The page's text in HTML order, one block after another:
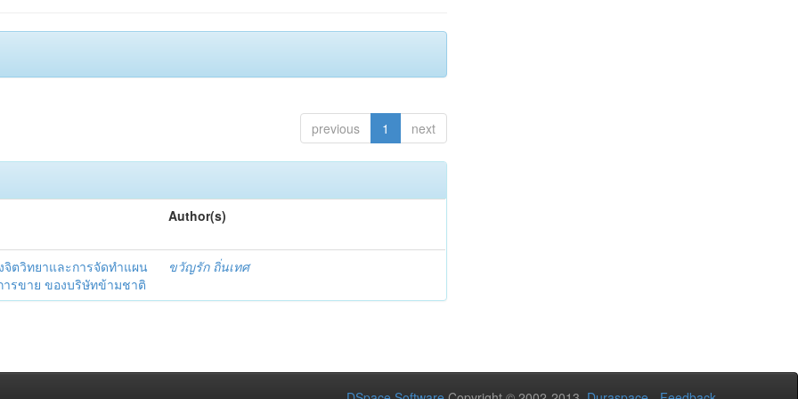
previous 1 next
Author(s)
ตวิทยาและการจัดทำแผน
รขาย ของบริษัทข้ามชาติ
ขวัญรัก ถิ่นเทศ